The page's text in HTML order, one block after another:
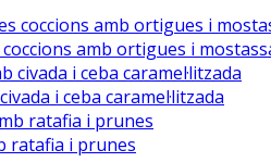
amb ortigues i
i ceba caramel·litzada
ratafia i prunes